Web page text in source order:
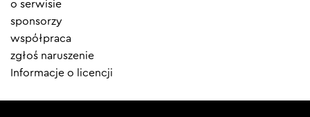
o serwisie
sponsorzy
współpraca
zgłoś naruszenie
Informacje o licencji